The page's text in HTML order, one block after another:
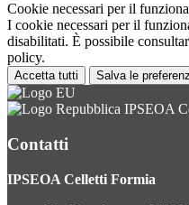
Cookie necessari per il
I cookie necessari per il
disabilitati. È possibile
policy.
Accetta tutti Salva le
IPSEOA
Contatti
IPSEOA Celletti Formia